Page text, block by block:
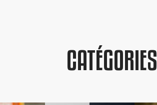
CATÉGORIES